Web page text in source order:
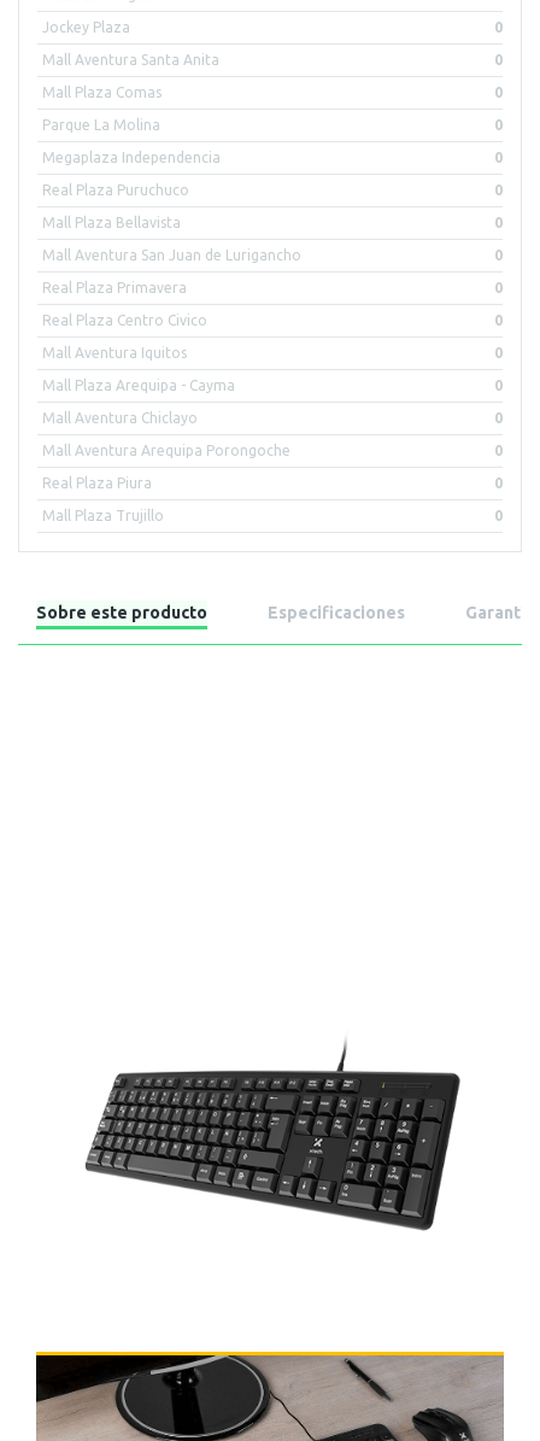
Jockey Plaza 0
Mall Aventura Santa Anita 0
Mall Plaza Comas 0
Parque La Molina 0
Megaplaza Independencia 0
Real Plaza Puruchuco 0
Mall Plaza Bellavista 0
Mall Aventura San Juan de Lurigancho 0
Real Plaza Primavera 0
Real Plaza Centro Civico 0
Mall Aventura Iquitos 0
Mall Plaza Arequipa - Cayma 0
Mall Aventura Chiclayo 0
Mall Aventura Arequipa Porongoche 0
Real Plaza Piura 0
Mall Plaza Trujillo 0
Sobre este producto Especificaciones Garantía